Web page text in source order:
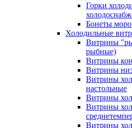
Горки
Бонеты
Холодильные
Витрины
рыбные)
Витрины
Витрины
Витрины
настольные
Витрины
Витрины
Витрины